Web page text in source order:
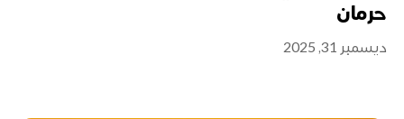
حرمان
ديسمبر 31, 2025